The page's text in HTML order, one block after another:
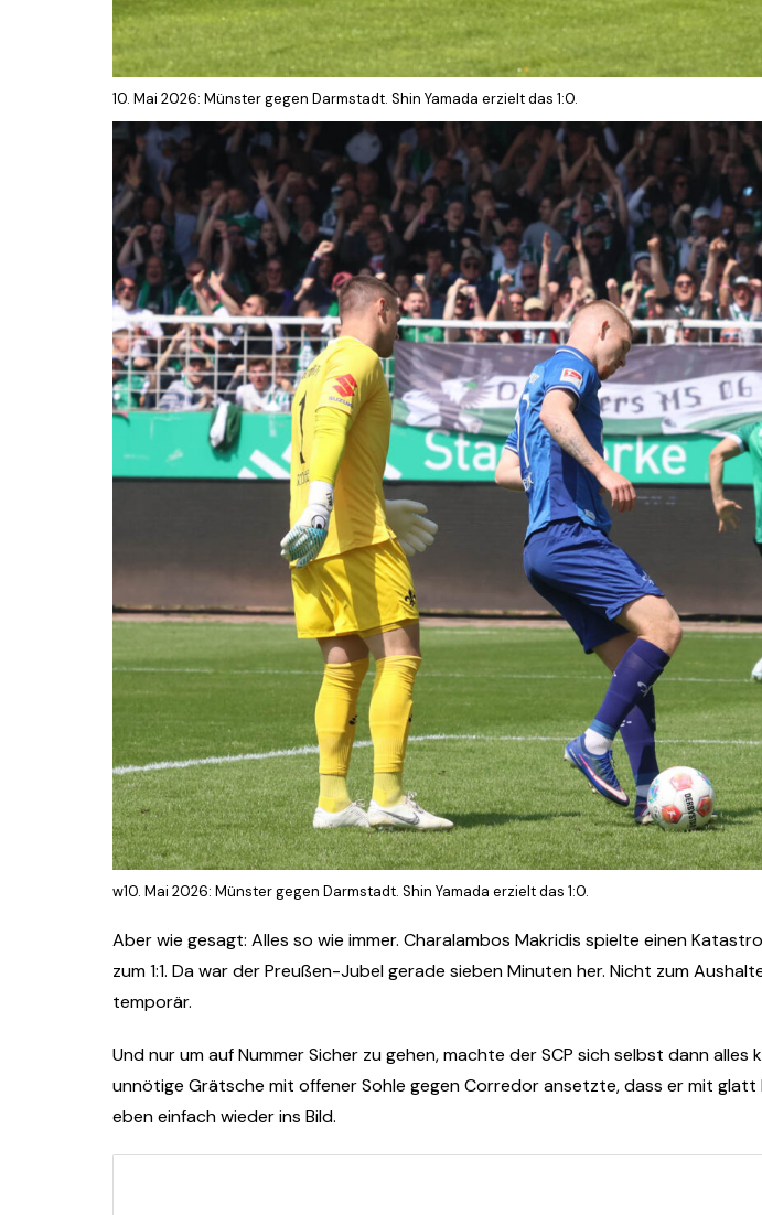
10. Mai 2026: Münster gegen Darmstadt. Shin Yamada erzielt das 1:0.
w10. Mai 2026: Münster gegen Darmstadt. Shin Yamada erzielt das 1:0.
Aber wie gesagt: Alles so wie immer. Charalambos Makridis spielte einen
zum 1:1. Da war der Preußen-Jubel gerade sieben Minuten her. Nicht zum
temporär.
Und nur um auf Nummer Sicher zu gehen, machte der SCP sich selbst dann
unnötige Grätsche mit offener Sohle gegen Corredor ansetzte, dass er mit
eben einfach wieder ins Bild.